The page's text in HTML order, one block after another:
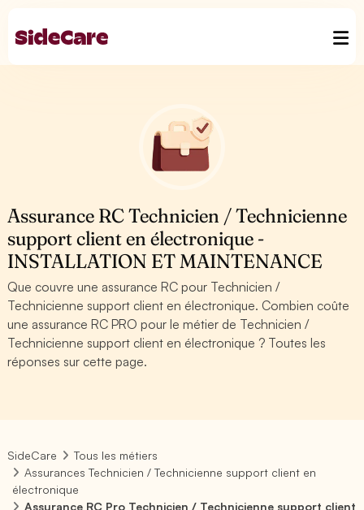
Assurance RC Technicien / Technicienne
support client en électronique -
INSTALLATION ET MAINTENANCE
Que couvre une assurance RC pour Technicien /
Technicienne support client en électronique. Combien coûte
une assurance RC PRO pour le métier de Technicien /
Technicienne support client en électronique ? Toutes les
réponses sur cette page.
SideCare
Tous les métiers
Assurances Technicien / Technicienne support client en
électronique
Assurance RC Pro Technicien / Technicienne support client